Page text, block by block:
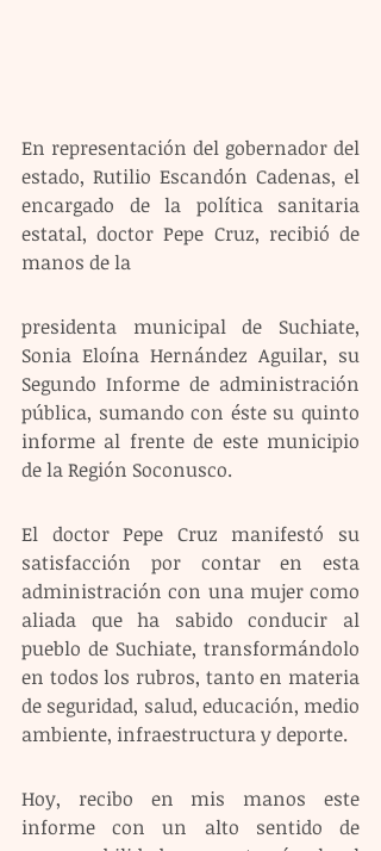
En representación del gobernador del
estado, Rutilio Escandón Cadenas, el
encargado de la política sanitaria
estatal, doctor Pepe Cruz, recibió de
manos de la
presidenta municipal de Suchiate,
Sonia Eloína Hernández Aguilar, su
Segundo Informe de administración
pública, sumando con éste su quinto
informe al frente de este municipio
de la Región Soconusco.
El doctor Pepe Cruz manifestó su
satisfacción por contar en esta
administración con una mujer como
aliada que ha sabido conducir al
pueblo de Suchiate, transformándolo
en todos los rubros, tanto en materia
de seguridad, salud, educación, medio
ambiente, infraestructura y deporte.
Hoy, recibo en mis manos este
informe con un alto sentido de